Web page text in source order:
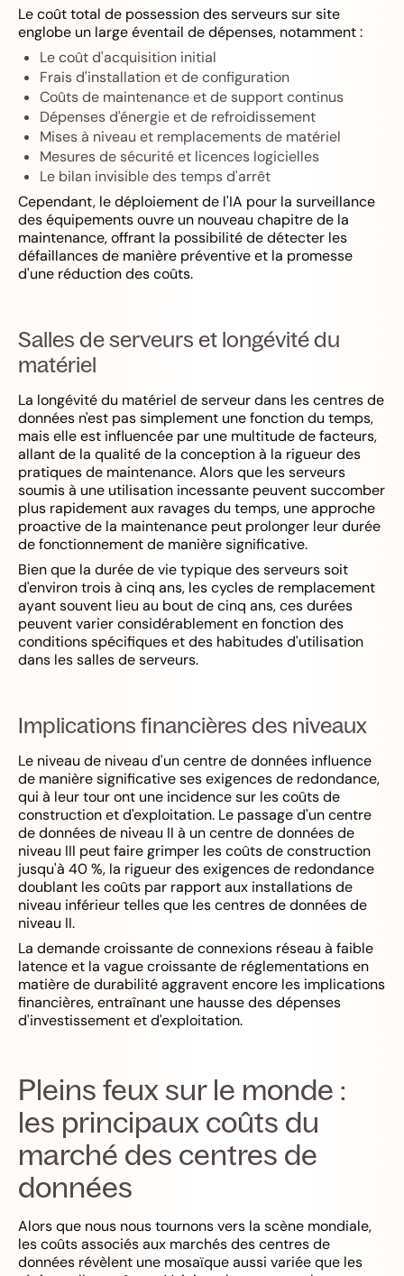
Le coût total de possession des serveurs sur site
englobe un large éventail de dépenses, notamment :
Le coût d'acquisition initial
Frais d'installation et de configuration
Coûts de maintenance et de support continus
Dépenses d'énergie et de refroidissement
Mises à niveau et remplacements de matériel
Mesures de sécurité et licences logicielles
Le bilan invisible des temps d'arrêt
Cependant, le déploiement de l'IA pour la surveillance
des équipements ouvre un nouveau chapitre de la
maintenance, offrant la possibilité de détecter les
défaillances de manière préventive et la promesse
d'une réduction des coûts.
Salles de serveurs et longévité du
matériel
La longévité du matériel de serveur dans les centres de
données n'est pas simplement une fonction du temps,
mais elle est influencée par une multitude de facteurs,
allant de la qualité de la conception à la rigueur des
pratiques de maintenance. Alors que les serveurs
soumis à une utilisation incessante peuvent succomber
plus rapidement aux ravages du temps, une approche
proactive de la maintenance peut prolonger leur durée
de fonctionnement de manière significative.
Bien que la durée de vie typique des serveurs soit
d'environ trois à cinq ans, les cycles de remplacement
ayant souvent lieu au bout de cinq ans, ces durées
peuvent varier considérablement en fonction des
conditions spécifiques et des habitudes d'utilisation
dans les salles de serveurs.
Implications financières des niveaux
Le niveau de niveau d'un centre de données influence
de manière significative ses exigences de redondance,
qui à leur tour ont une incidence sur les coûts de
construction et d'exploitation. Le passage d'un centre
de données de niveau II à un centre de données de
niveau III peut faire grimper les coûts de construction
jusqu'à 40 %, la rigueur des exigences de redondance
doublant les coûts par rapport aux installations de
niveau inférieur telles que les centres de données de
niveau II.
La demande croissante de connexions réseau à faible
latence et la vague croissante de réglementations en
matière de durabilité aggravent encore les implications
financières, entraînant une hausse des dépenses
d'investissement et d'exploitation.
Pleins feux sur le monde :
les principaux coûts du
marché des centres de
données
Alors que nous nous tournons vers la scène mondiale,
les coûts associés aux marchés des centres de
données révèlent une mosaïque aussi variée que les